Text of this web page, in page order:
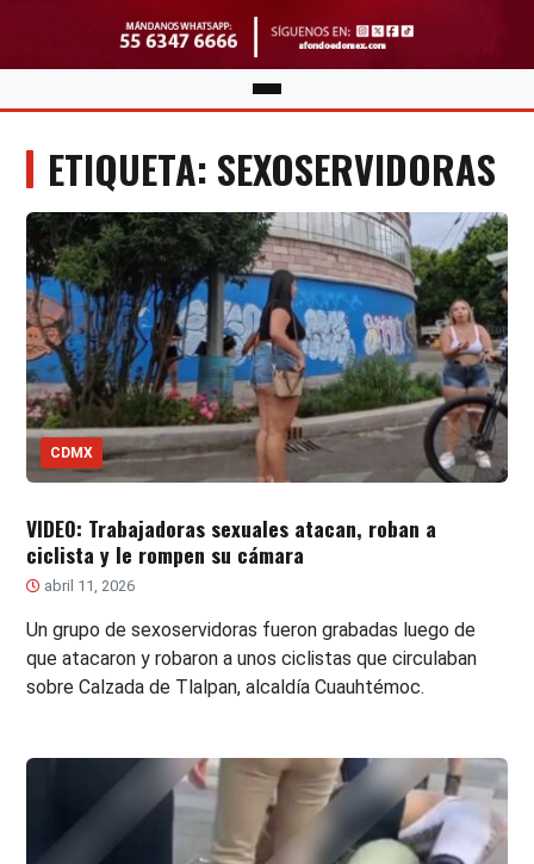
ETIQUETA: SEXOSERVIDORAS
CDMX
VIDEO: Trabajadoras sexuales atacan, roban a
ciclista y le rompen su cámara
abril 11, 2026
Un grupo de sexoservidoras fueron grabadas luego de
que atacaron y robaron a unos ciclistas que circulaban
sobre Calzada de Tlalpan, alcaldía Cuauhtémoc.